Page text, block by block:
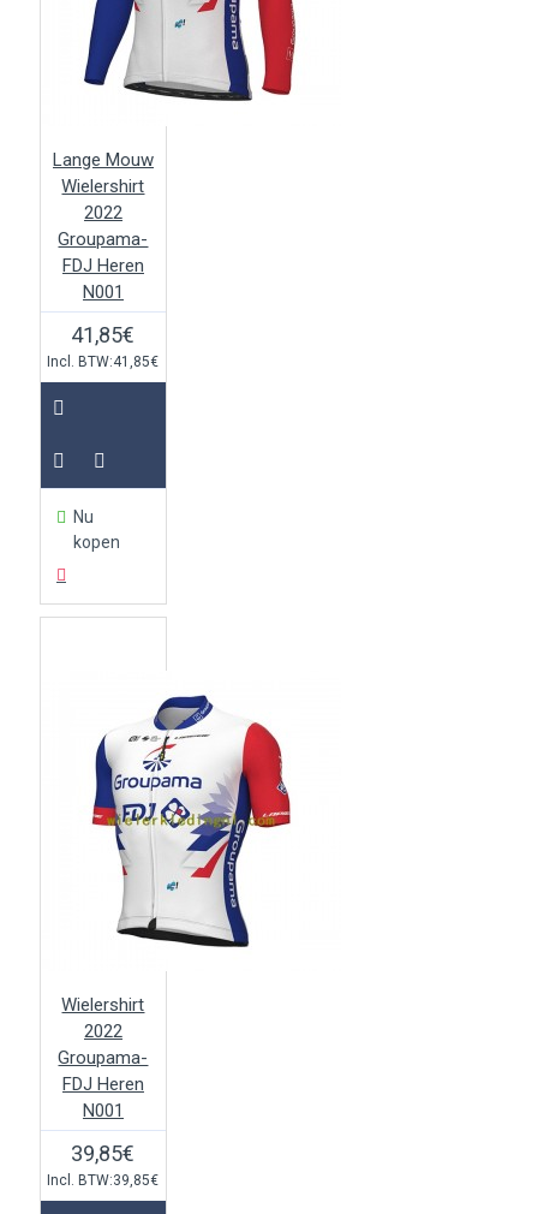
Lange Mouw
Wielershirt
2022
Groupama-
FDJ Heren
N001
41,85€
Incl. BTW:41,85€
Nu
kopen
Wielershirt
2022
Groupama-
FDJ Heren
N001
39,85€
Incl. BTW:39,85€